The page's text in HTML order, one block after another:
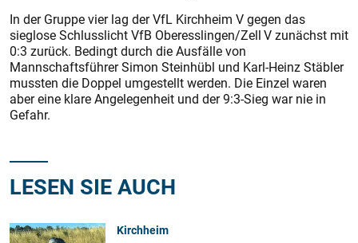
In der Gruppe vier lag der VfL Kirchheim V gegen das
sieglose Schlusslicht VfB Oberesslingen/Zell V zunächst mit
0:3 zurück. Bedingt durch die Ausfälle von
Mannschaftsführer Simon Steinhübl und Karl-Heinz Stäbler
mussten die Doppel umgestellt werden. Die Einzel waren
aber eine klare Angelegenheit und der 9:3-Sieg war nie in
Gefahr.
LESEN SIE AUCH
Kirchheim